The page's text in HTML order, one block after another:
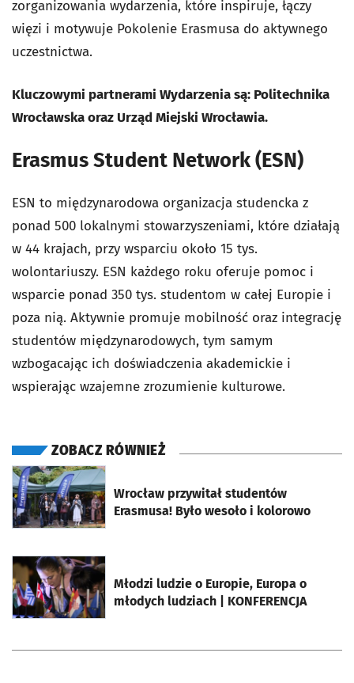
zorganizowania wydarzenia, które inspiruje, łączy
więzi i motywuje Pokolenie Erasmusa do aktywnego
uczestnictwa.
Kluczowymi partnerami Wydarzenia są: Politechnika
Wrocławska oraz Urząd Miejski Wrocławia.
Erasmus Student Network (ESN)
ESN to międzynarodowa organizacja studencka z
ponad 500 lokalnymi stowarzyszeniami, które działają
w 44 krajach, przy wsparciu około 15 tys.
wolontariuszy. ESN każdego roku oferuje pomoc i
wsparcie ponad 350 tys. studentom w całej Europie i
poza nią. Aktywnie promuje mobilność oraz integrację
studentów międzynarodowych, tym samym
wzbogacając ich doświadczenia akademickie i
wspierając wzajemne zrozumienie kulturowe.
ZOBACZ RÓWNIEŻ
Wrocław przywitał studentów
Erasmusa! Było wesoło i kolorowo
otworzy się w nowej karcie
Młodzi ludzie o Europie, Europa o
młodych ludziach | KONFERENCJA
otworzy się w nowej karcie